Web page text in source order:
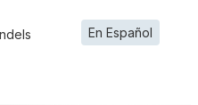
En Español